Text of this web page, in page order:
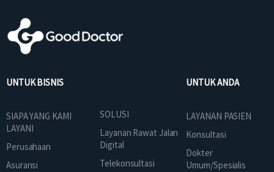
UNTUK BISNIS
SIAPA YANG KAMI
LAYANI
Perusahaan
Asuransi
SOLUSI
Layanan Rawat Jalan
Digital
Telekonsultasi
UNTUK ANDA
LAYANAN PASIEN
Konsultasi
Dokter
Umum/Spesialis